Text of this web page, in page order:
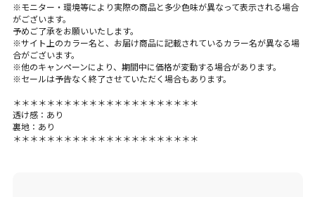
※モニター・環境等により実際の商品と多少色味が異なって表示される場合
がございます。
予めご了承をお願いいたします。
※サイト上のカラー名と、お届け商品に記載されているカラー名が異なる場
合がございます。
※他のキャンペーンにより、期間中に価格が変動する場合があります。
※セールは予告なく終了させていただく場合もあります。
＊＊＊＊＊＊＊＊＊＊＊＊＊＊＊＊＊＊＊＊＊＊
透け感：あり
裏地：あり
＊＊＊＊＊＊＊＊＊＊＊＊＊＊＊＊＊＊＊＊＊＊